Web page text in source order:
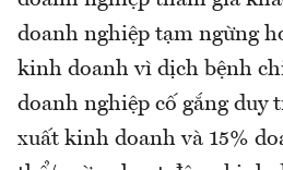
doanh nghiệp tạm ngừng
kinh doanh vì dịch bệnh
doanh nghiệp cố gắng duy
xuất kinh doanh và 15%